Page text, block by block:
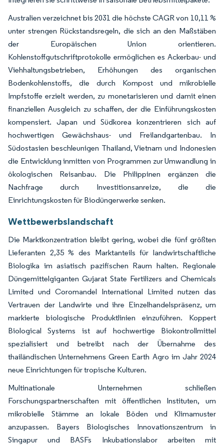
Australien verzeichnet bis 2031 die höchste CAGR von 10,11 %
unter strengen Rückstandsregeln, die sich an den Maßstäben
der Europäischen Union orientieren.
Kohlenstoffgutschriftprotokolle ermöglichen es Ackerbau- und
Viehhaltungsbetrieben, Erhöhungen des organischen
Bodenkohlenstoffs, die durch Kompost und mikrobielle
Impfstoffe erzielt werden, zu monetarisieren und damit einen
finanziellen Ausgleich zu schaffen, der die Einführungskosten
kompensiert. Japan und Südkorea konzentrieren sich auf
hochwertigen Gewächshaus- und Freilandgartenbau. In
Südostasien beschleunigen Thailand, Vietnam und Indonesien
die Entwicklung inmitten von Programmen zur Umwandlung in
ökologischen Reisanbau. Die Philippinen ergänzen die
Nachfrage durch Investitionsanreize, die die
Einrichtungskosten für Biodüngerwerke senken.
Wettbewerbslandschaft
Die Marktkonzentration bleibt gering, wobei die fünf größten
Lieferanten 2,35 % des Marktanteils für landwirtschaftliche
Biologika im asiatisch pazifischen Raum halten. Regionale
Düngemittelgiganten Gujarat State Fertilizers and Chemicals
Limited und Coromandel International Limited nutzen das
Vertrauen der Landwirte und ihre Einzelhandelspräsenz, um
markierte biologische Produktlinien einzuführen. Koppert
Biological Systems ist auf hochwertige Biokontrollmittel
spezialisiert und betreibt nach der Übernahme des
thailändischen Unternehmens Green Earth Agro im Jahr 2024
neue Einrichtungen für tropische Kulturen.
Multinationale Unternehmen schließen
Forschungspartnerschaften mit öffentlichen Instituten, um
mikrobielle Stämme an lokale Böden und Klimamuster
anzupassen. Bayers Biologisches Innovationszentrum in
Singapur und BASFs Inkubationslabor arbeiten mit